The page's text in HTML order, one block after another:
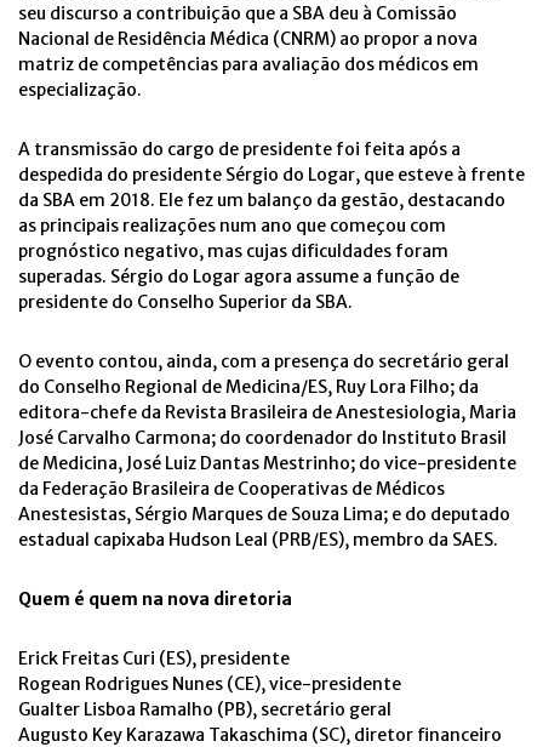
seu discurso a contribuição que a SBA deu à Comissão
Nacional de Residência Médica (CNRM) ao propor a nova
matriz de competências para avaliação dos médicos em
especialização.
A transmissão do cargo de presidente foi feita após a
despedida do presidente Sérgio do Logar, que esteve à frente
da SBA em 2018. Ele fez um balanço da gestão, destacando
as principais realizações num ano que começou com
prognóstico negativo, mas cujas dificuldades foram
superadas. Sérgio do Logar agora assume a função de
presidente do Conselho Superior da SBA.
O evento contou, ainda, com a presença do secretário geral
do Conselho Regional de Medicina/ES, Ruy Lora Filho; da
editora-chefe da Revista Brasileira de Anestesiologia, Maria
José Carvalho Carmona; do coordenador do Instituto Brasil
de Medicina, José Luiz Dantas Mestrinho; do vice-presidente
da Federação Brasileira de Cooperativas de Médicos
Anestesistas, Sérgio Marques de Souza Lima; e do deputado
estadual capixaba Hudson Leal (PRB/ES), membro da SAES.
Quem é quem na nova diretoria
Erick Freitas Curi (ES), presidente
Rogean Rodrigues Nunes (CE), vice-presidente
Gualter Lisboa Ramalho (PB), secretário geral
Augusto Key Karazawa Takaschima (SC), diretor financeiro